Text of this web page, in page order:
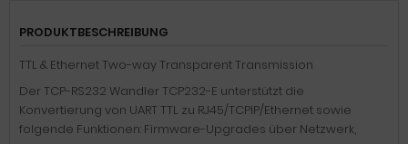
PRODUKTBESCHREIBUNG
TTL & Ethernet Two-way Transparent Transmission
Der TCP-RS232 Wandler TCP232-E unterstützt die
Konvertierung von UART TTL zu RJ45/TCPIP/Ethernet sowie
folgende Funktionen: Firmware-Upgrades über Netzwerk,